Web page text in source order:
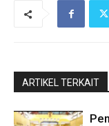
ARTIKEL TERKAIT